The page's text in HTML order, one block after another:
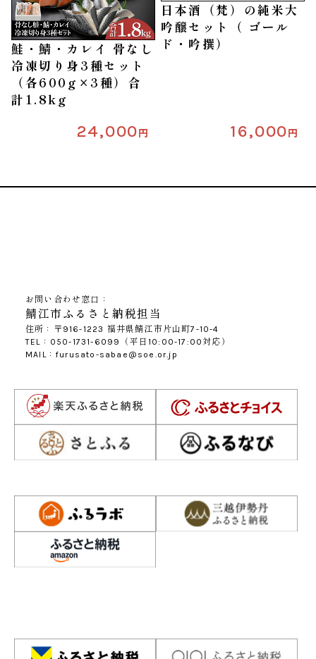
鮭・鯖・カレイ 骨なし
冷凍切り身3種セット
（各600g×3種）合
計1.8kg
24,000円
日本酒（梵）の純米大
吟醸セット（ ゴール
ド・吟撰）
16,000円
お問い合わせ窓口：
鯖江市ふるさと納税担当
住所：〒916-1223 福井県鯖江市片山町7-10-4
TEL：050-1731-6099（平日10:00-17:00対応）
MAIL：furusato-sabae@soe.or.jp